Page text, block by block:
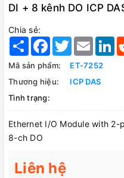
DI + 8 kênh DO ICP
Chia sẻ:
Share Facebook
TwitterEmail
Mã sản phẩm:
ET-7252
Thương hiệu:
ICP DAS
Tình trạng:
Ethernet I/O Module with
8-ch DO
Liên hệ